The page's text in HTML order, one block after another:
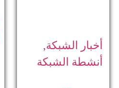
أخبار الشبكة,
أنشطة الشبكة